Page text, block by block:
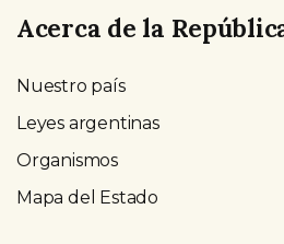
Acerca de la
Nuestro país
Leyes argentinas
Organismos
Mapa del Estado